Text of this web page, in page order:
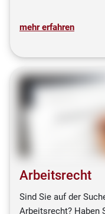
mehr erfahren
Arbeitsrecht
Sind Sie auf der
Arbeitsrecht? Haben